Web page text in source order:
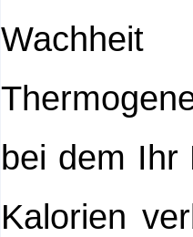
bei dem Ihr
Kalorien